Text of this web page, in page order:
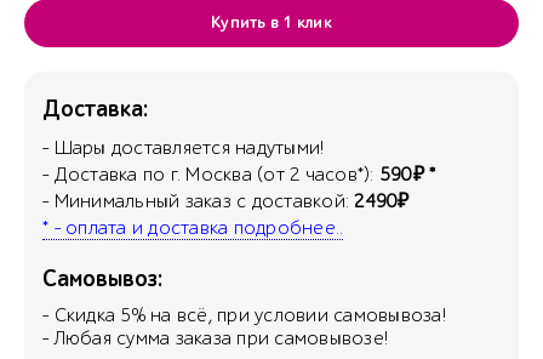
Купить в 1 клик
Доставка:
- Шары доставляется надутыми!
- Доставка по г. Москва (от 2 часов*): 590₽ *
- Минимальный заказ с доставкой:2490₽
* - оплата и доставка подробнее..
Самовывоз:
- Скидка 5% на всё, при условии самовывоза!
- Любая сумма заказа при самовывозе!